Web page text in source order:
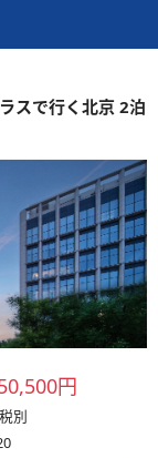
スで行く北京 2泊
円
別